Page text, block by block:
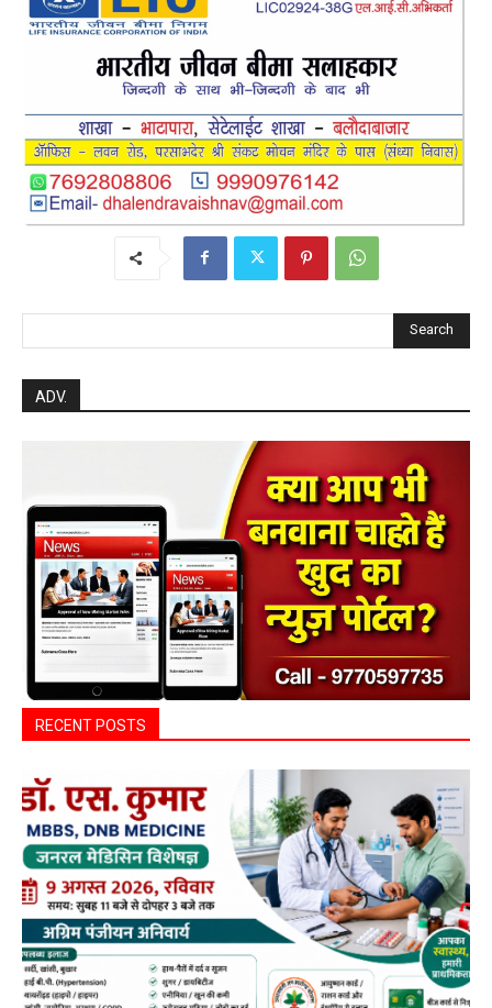
Search
ADV.
RECENT POSTS